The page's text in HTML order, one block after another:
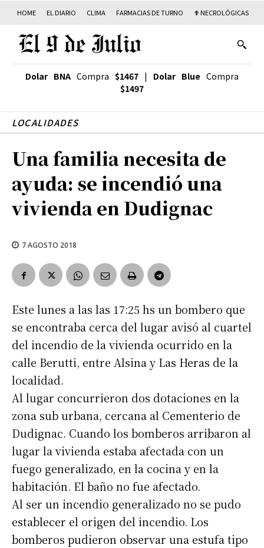
HOME EL DIARIO CLIMA FARMACIAS DE TURNO ✟ NECROLÓGICAS
Dolar BNA Compra $1467 | Dolar Blue Compra
$1497
LOCALIDADES
Una familia necesita de
ayuda: se incendió una
vivienda en Dudignac
7 AGOSTO 2018
Este lunes a las las 17:25 hs un bombero que
se encontraba cerca del lugar avisó al cuartel
del incendio de la vivienda ocurrido en la
calle Berutti, entre Alsina y Las Heras de la
localidad.
Al lugar concurrieron dos dotaciones en la
zona sub urbana, cercana al Cementerio de
Dudignac. Cuando los bomberos arribaron al
lugar la vivienda estaba afectada con un
fuego generalizado, en la cocina y en la
habitación. El baño no fue afectado.
Al ser un incendio generalizado no se pudo
establecer el origen del incendio. Los
bomberos pudieron observar una estufa tipo